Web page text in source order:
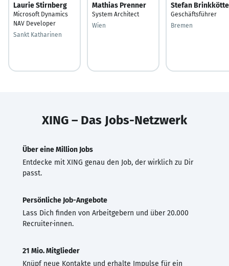
Laurie Stirnberg
Microsoft Dynamics
NAV Developer
Sankt Katharinen
Mathias Prenner
System Architect
Wien
Stefan
Geschäftsführer
Bremen
XING – Das Jobs-Netzwerk
Über eine Million Jobs
Entdecke mit XING genau den Job, der wirklich zu Dir
passt.
Persönliche Job-Angebote
Lass Dich finden von Arbeitgebern und über 20.000
Recruiter·innen.
21 Mio. Mitglieder
Knüpf neue Kontakte und erhalte Impulse für ein